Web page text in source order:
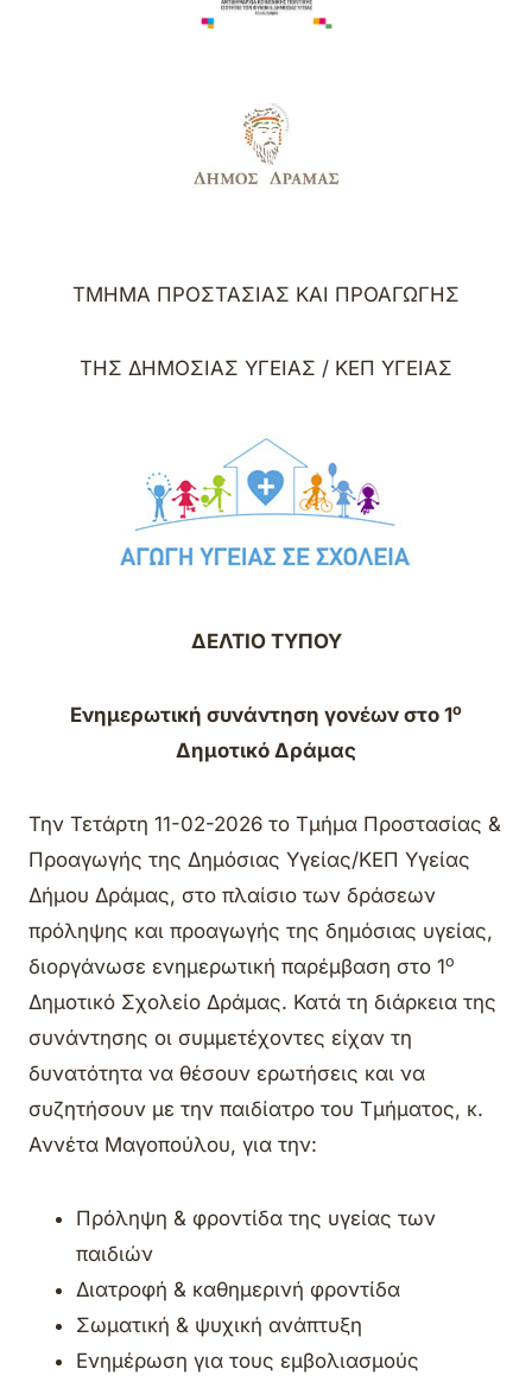
ΤΜΗΜΑ ΠΡΟΣΤΑΣΙΑΣ ΚΑΙ ΠΡΟΑΓΩΓΗΣ
ΤΗΣ ΔΗΜΟΣΙΑΣ ΥΓΕΙΑΣ / ΚΕΠ ΥΓΕΙΑΣ
ΔΕΛΤΙΟ ΤΥΠΟΥ
Ενημερωτική συνάντηση γονέων στο 1ο
Δημοτικό Δράμας
Την Τετάρτη 11-02-2026 το Τμήμα Προστασίας &
Προαγωγής της Δημόσιας Υγείας/ΚΕΠ Υγείας
Δήμου Δράμας, στο πλαίσιο των δράσεων
πρόληψης και προαγωγής της δημόσιας υγείας,
διοργάνωσε ενημερωτική παρέμβαση στο 1ο
Δημοτικό Σχολείο Δράμας. Κατά τη διάρκεια της
συνάντησης οι συμμετέχοντες είχαν τη
δυνατότητα να θέσουν ερωτήσεις και να
συζητήσουν με την παιδίατρο του Τμήματος, κ.
Αννέτα Μαγοπούλου, για την:
Πρόληψη & φροντίδα της υγείας των
παιδιών
Διατροφή & καθημερινή φροντίδα
Σωματική & ψυχική ανάπτυξη
Ενημέρωση για τους εμβολιασμούς